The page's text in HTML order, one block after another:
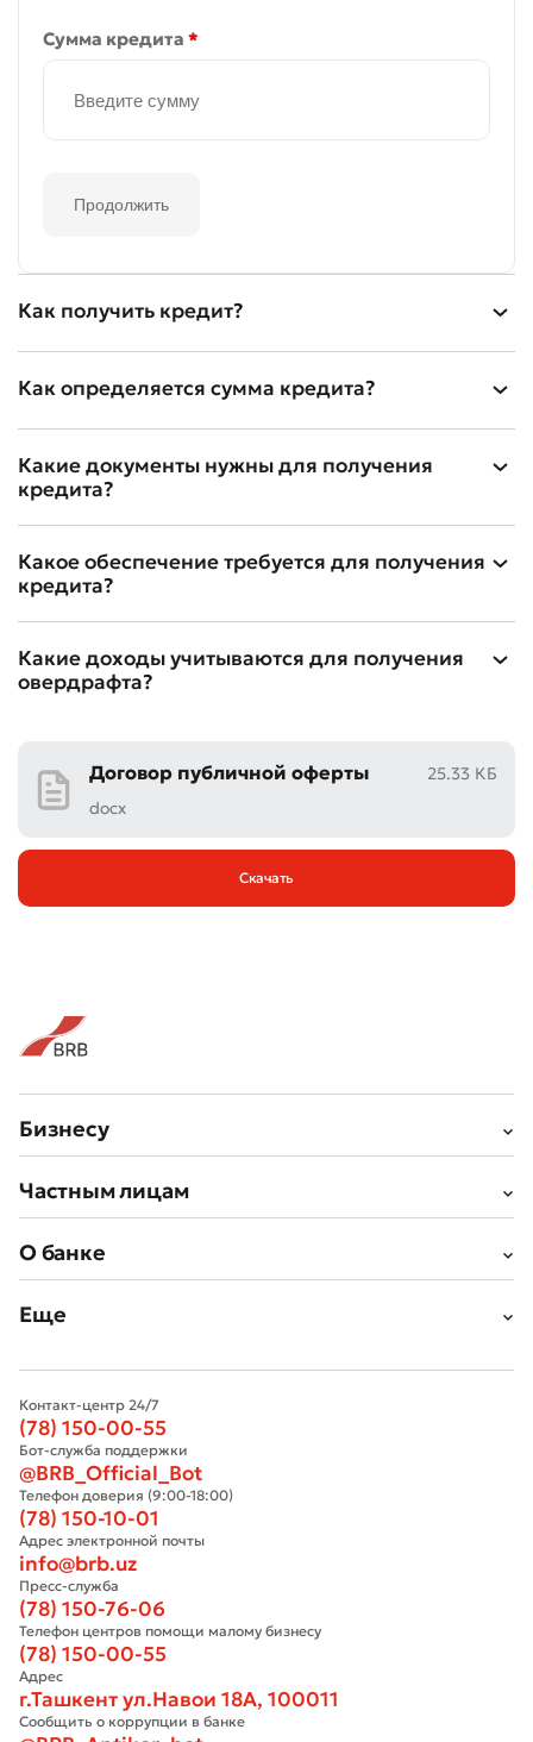
Сумма кредита *
Продолжить
Как получить кредит?
Как определяется сумма кредита?
Какие документы нужны для получения
кредита?
Какое обеспечение требуется для получения
кредита?
Какие доходы учитываются для получения
овердрафта?
Договор публичной оферты
25.33 КБ
docx
Скачать
Бизнесу
Частным лицам
О банке
Еще
Контакт-центр 24/7
(78) 150-00-55
Бот-служба поддержки
@BRB_Official_Bot
Телефон доверия (9:00-18:00)
(78) 150-10-01
Адрес электронной почты
info@brb.uz
Пресс-служба
(78) 150-76-06
Телефон центров помощи малому бизнесу
(78) 150-00-55
Адрес
г.Ташкент ул.Навои 18А, 100011
Сообщить о коррупции в банке